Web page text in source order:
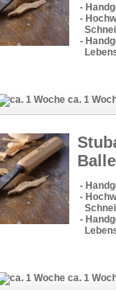
-
-
-
ca. 1
-
-
-
ca. 1